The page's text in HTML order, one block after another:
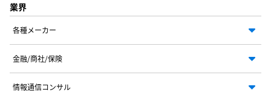
業界
各種メーカー
金融/商社/保険
情報通信コンサル